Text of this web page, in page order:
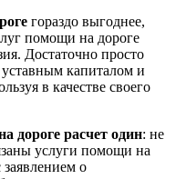
гораздо выгоднее,
помощи на дороге
Достаточно просто
капиталом и
в качестве своего
дороге расчет один: не
услуги помощи на
о